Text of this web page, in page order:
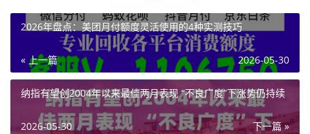
2026年盘点：美团月付额度灵活使用的4种实测技巧
« 上一篇 2026-05-30
纳指有望创2004年以来最佳两月表现 “不良广度”下涨势仍持续
下一篇 »
2026-05-30